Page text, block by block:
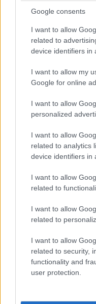
Google consents
I want to allow
related to
device identifiers in
I want to allow my
Google for online
I want to allow
personalized
I want to allow
related to analytics
device identifiers in
I want to allow
related to
I want to allow
related to
I want to allow
related to security,
functionality and
user protection.
óráját követhetjük
Washingtonnal
olyannyira sikerült,
újranéz bizonyos
történet
arra az előzetes
filmélmény, de
jövőben Zendaya
is tipikusan egy
mindkét főszereplő